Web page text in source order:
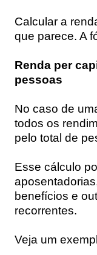
Calcular a
que parece. A
Renda per
pessoas
No caso de
todos os
pelo total de
Esse cálculo
benefícios e
recorrentes.
Veja um